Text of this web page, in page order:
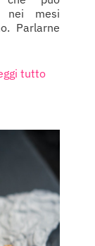
nei mesi
Parlarne
tutto